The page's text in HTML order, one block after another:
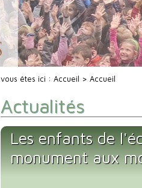
vous êtes ici : Accueil > Accueil
Actualités
Les enfants de
monument aux